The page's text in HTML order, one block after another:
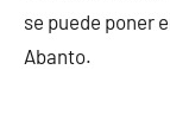
se puede poner
Abanto.